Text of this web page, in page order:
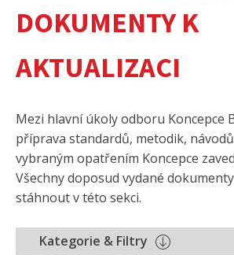
DOKUMENTY K
AKTUALIZACI
Mezi hlavní úkoly odboru Koncepce
příprava standardů, metodik,
vybraným opatřením Koncepce
Všechny doposud vydané
stáhnout v této sekci.
Kategorie & Filtry